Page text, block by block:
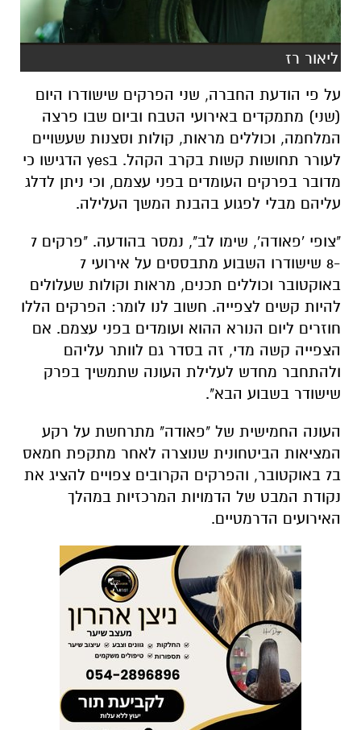
על פי הודעת החברה, שני הפרקים שישודרו היום
(שני) מתמקדים באירועי הטבח וביום שבו פרצה
המלחמה, וכוללים מראות, קולות וסצנות שעשויים
מדובר בפרקים העומדים בפני עצמם, וכי ניתן לדלג
עליהם מבלי לפגוע בהבנת המשך העלילה.
"צופי 'פאודה', שימו לב", נמסר בהודעה. "פרקים 7
-8 שישודרו השבוע מתבססים על אירועי 7
באוקטובר וכוללים תכנים, מראות וקולות שעלולים
חוזרים ליום הנורא ההוא ועומדים בפני עצמם. אם
הצפייה קשה מדי, זה בסדר גם לוותר עליהם
ולהתחבר מחדש לעלילת העונה שתמשיך בפרק
שישודר בשבוע הבא".
העונה החמישית של "פאודה" מתרחשת על רקע
המציאות הביטחונית שנוצרה לאחר מתקפת חמאס
ב7 באוקטובר, והפרקים הקרובים צפויים להציג את
האירועים הדרמטיים.